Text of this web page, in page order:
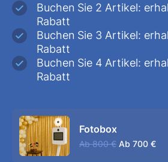
Buchen Sie 2 Artikel:
Rabatt
Buchen Sie 3 Artikel:
Rabatt
Buchen Sie 4 Artikel:
Rabatt
Fotobox
Ab 800 € Ab 700 €